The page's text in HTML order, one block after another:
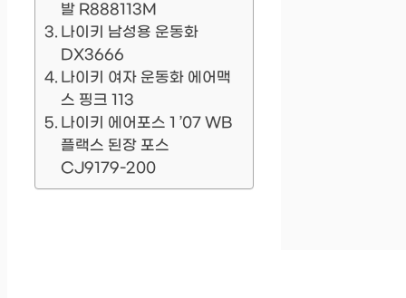
발 R888113M
나이키 남성용 운동화
DX3666
나이키 여자 운동화 에어맥
스 핑크 113
나이키 에어포스 1 ’07 WB
플랙스 된장 포스
CJ9179-200